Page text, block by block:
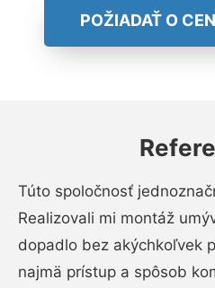
POŽIADAŤ O
Túto spoločnosť
Realizovali mi montáž
dopadlo bez akýchkoľvek
najmä prístup a spôsob